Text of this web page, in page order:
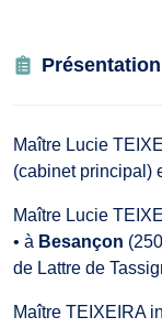
Présentation
Maître Lucie
(cabinet principal)
Maître Lucie
• à Besançon
de Lattre de
Maître TEIXEIRA